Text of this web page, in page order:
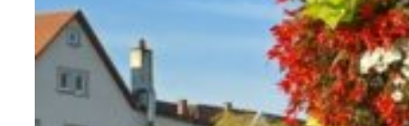
exceptionnelles et ce, à prix très
attractif.
Pour connaître les détails de nosautres
matières
pour le mobilier urbain, nous